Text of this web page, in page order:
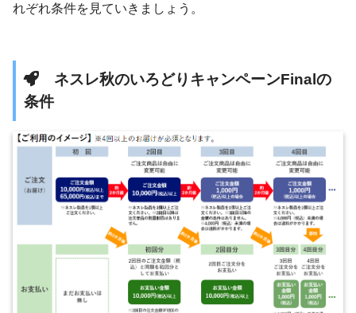
れぞれ条件を見ていきましょう。
ネスレ秋のいろどりキャンペーンFinalの
条件